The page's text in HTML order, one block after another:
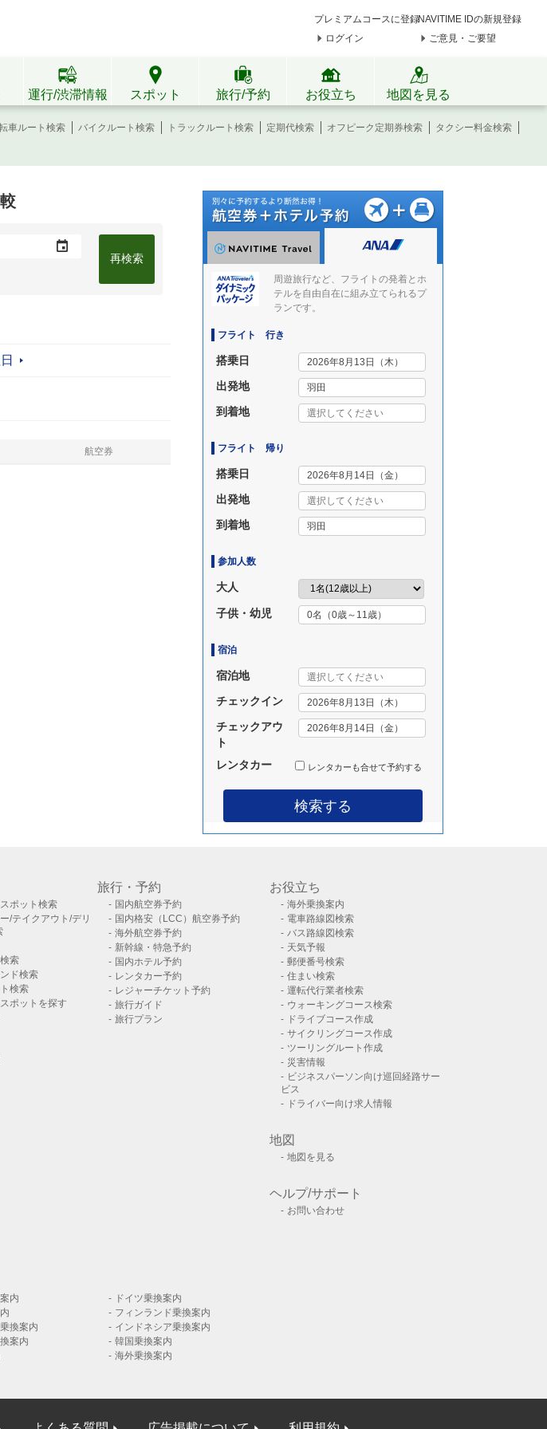
プレミアムコースに登録NAVITIME IDの新規登録
ログイン
ご意見・ご要望
運行/渋滞情報 スポット 旅行/予約 お役立ち 地図を見る
車ルート検索 バイクルート検索 トラックルート検索 定期代検索 オフピーク定期券検索
タクシー料金検索
再検索
航空券
周遊旅行など、フライトの発着とホ
テルを自由自在に組み立てられるプ
ランです。
フライト 行き
搭乗日
出発地
到着地
フライト 帰り
搭乗日
出発地
到着地
参加人数
大人
子供・幼児
宿泊
宿泊地
チェックイン
チェックアウ
ト
レンタカー
レンタカーも合せて予約する
タ
検索する
ポット検索
/テイクアウト/デリ
索
ド検索
検索
ポットを探す
旅行・予約
国内航空券予約
国内格安（LCC）航空券予約
海外航空券予約
新幹線・特急予約
国内ホテル予約
レンタカー予約
レジャーチケット予約
旅行ガイド
旅行プラン
お役立ち
海外乗換案内
電車路線図検索
バス路線図検索
天気予報
郵便番号検索
住まい検索
運転代行業者検索
ウォーキングコース検索
ドライブコース作成
サイクリングコース作成
ツーリングルート作成
災害情報
ビジネスパーソン向け巡回経路サー
ビス
ドライバー向け求人情報
地図
地図を見る
ヘルプ/サポート
お問い合わせ
内
ドイツ乗換案内
フィンランド乗換案内
換案内
インドネシア乗換案内
案内
韓国乗換案内
海外乗換案内